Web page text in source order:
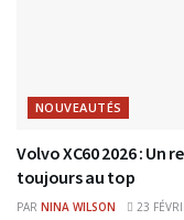
NOUVEAUTÉS
Volvo XC60 2026 : Un
toujours au top
PAR NINA WILSON 23